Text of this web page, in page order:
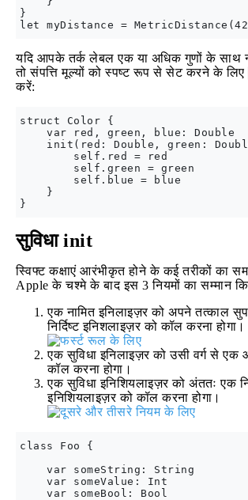
}
यदि आपके तर्क लेबल एक या अधिक गुणों के साथ
तो संपत्ति मूल्यों को स्पष्ट रूप से सेट करने के लिए
करें:
struct Color {
    var red, green, blue: Double
init(red: Double, green:
        self.red = red
        self.green = green
        self.blue = blue
    }
सुविधा init
स्विफ्ट कक्षाएं आरंभीकृत होने के कई तरीकों का
Apple के चश्मे के बाद इस 3 नियमों का सम्मान
एक नामित इनिलाइज़र को अपने तत्काल
निर्दिष्ट इनिशलाइज़र को कॉल करना होगा।
एक सुविधा इनिलाइज़र को उसी वर्ग से एक
कॉल करना होगा।
एक सुविधा इनिशियलाइज़र को अंततः एक
इनिशियलाइज़र को कॉल करना होगा।
class Foo {
    var someString: String
    var someValue: Int
    var someBool: Bool